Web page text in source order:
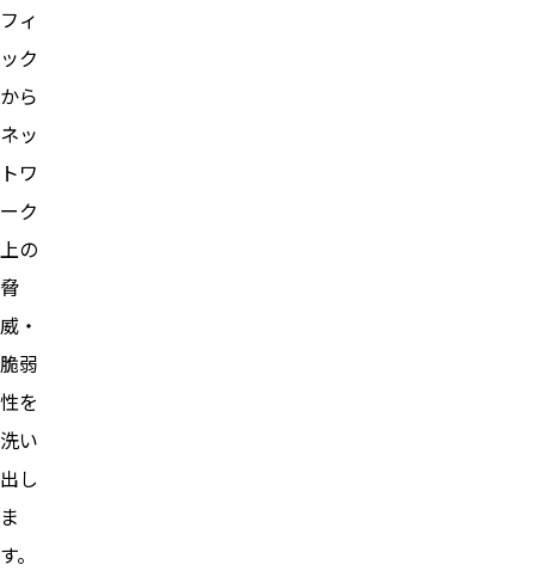
フィ
ック
から
ネッ
トワ
ーク
上の
脅
威・
脆弱
性を
洗い
出し
ま
す。